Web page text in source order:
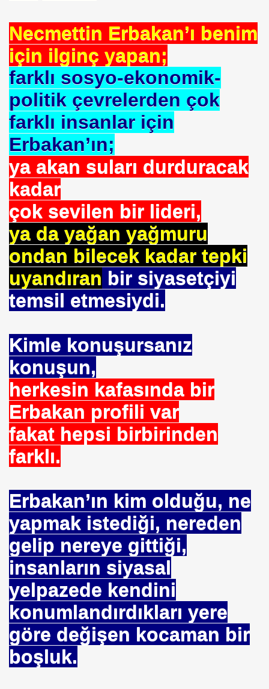
Necmettin Erbakan’ı benim
için ilginç yapan;
farklı sosyo-ekonomik-
politik çevrelerden çok
farklı insanlar için
Erbakan’ın;
ya akan suları durduracak
kadar
çok sevilen bir lideri,
ya da yağan yağmuru
ondan bilecek kadar tepki
uyandıran bir siyasetçiyi
temsil etmesiydi.
Kimle konuşursanız
konuşun,
herkesin kafasında bir
Erbakan profili var
fakat hepsi birbirinden
farklı.
Erbakan’ın kim olduğu, ne
yapmak istediği, nereden
gelip nereye gittiği,
insanların siyasal
yelpazede kendini
konumlandırdıkları yere
göre değişen kocaman bir
boşluk.
GÖKOĞLU
.DR UMUT YILDIZ
Hainini Yetiştiren Ülke Yoktur
Tarihi Eserleri Koruma ve Araştırma Derneği . İSTED
NASIL kazanabilirim
BAĞIŞ YAPTI
OLURMU .PROF.DR.ONUR HAMZAOĞLU
ÖLÜYOR
BELİRLİ ELLERDE TOPLANMAMALI
MEDENİYET. MEDİT. Medeniyetler İttifakı Enstitüsü
.İNSANİ YARDIM VAKFI
MİLYON 76 MİLYONA BAKARMI